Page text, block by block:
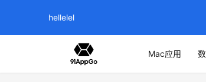
Mac应用
hellelel